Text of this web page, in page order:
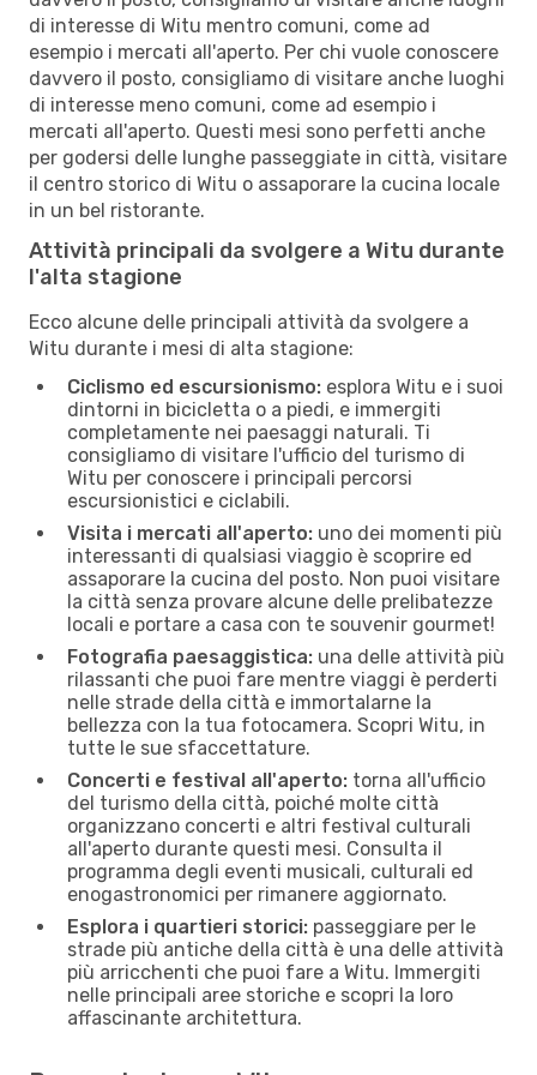
di interesse di Witu mentro comuni, come ad
esempio i mercati all'aperto. Per chi vuole conoscere
davvero il posto, consigliamo di visitare anche luoghi
di interesse meno comuni, come ad esempio i
mercati all'aperto. Questi mesi sono perfetti anche
per godersi delle lunghe passeggiate in città, visitare
il centro storico di Witu o assaporare la cucina locale
in un bel ristorante.
Attività principali da svolgere a Witu durante
l'alta stagione
Ecco alcune delle principali attività da svolgere a
Witu durante i mesi di alta stagione:
Ciclismo ed escursionismo: esplora Witu e i suoi
dintorni in bicicletta o a piedi, e immergiti
completamente nei paesaggi naturali. Ti
consigliamo di visitare l'ufficio del turismo di
Witu per conoscere i principali percorsi
escursionistici e ciclabili.
Visita i mercati all'aperto: uno dei momenti più
interessanti di qualsiasi viaggio è scoprire ed
assaporare la cucina del posto. Non puoi visitare
la città senza provare alcune delle prelibatezze
locali e portare a casa con te souvenir gourmet!
Fotografia paesaggistica: una delle attività più
rilassanti che puoi fare mentre viaggi è perderti
nelle strade della città e immortalarne la
bellezza con la tua fotocamera. Scopri Witu, in
tutte le sue sfaccettature.
Concerti e festival all'aperto: torna all'ufficio
del turismo della città, poiché molte città
organizzano concerti e altri festival culturali
all'aperto durante questi mesi. Consulta il
programma degli eventi musicali, culturali ed
enogastronomici per rimanere aggiornato.
Esplora i quartieri storici: passeggiare per le
strade più antiche della città è una delle attività
più arricchenti che puoi fare a Witu. Immergiti
nelle principali aree storiche e scopri la loro
affascinante architettura.